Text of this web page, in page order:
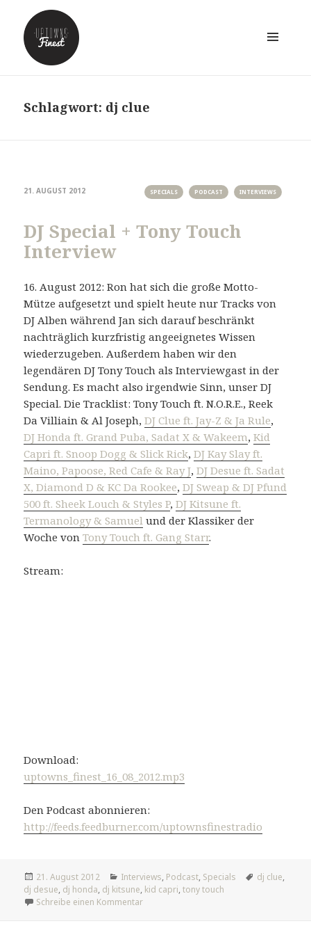
Schlagwort: dj clue
21. AUGUST 2012 INTERVIEWS
PODCAST
SPECIALS
DJ Special + Tony Touch
Interview
16. August 2012: Ron hat sich die große Motto-
Mütze aufgesetzt und spielt heute nur Tracks von
DJ Alben während Jan sich darauf beschränkt
nachträglich kurzfristig angeeignetes Wissen
wiederzugeben. Außerdem haben wir den
legendären DJ Tony Touch als Interviewgast in der
Sendung. Es macht also irgendwie Sinn, unser DJ
Special. Die Tracklist: Tony Touch ft. N.O.R.E., Reek
Da Villiain & Al Joseph,DJ Clue ft. Jay-Z & Ja Rule,
DJ Honda ft. Grand Puba, Sadat X & Wakeem,Kid
Capri ft. Snoop Dogg & Slick Rick,DJ Kay Slay ft.
Maino, Papoose, Red Cafe & Ray J,DJ Desue ft. Sadat
X, Diamond D & KC Da Rookee,DJ Sweap & DJ Pfund
500 ft. Sheek Louch & Styles P,DJ Kitsune ft.
Termanology & Samuel und der Klassiker der
Woche vonTony Touch ft. Gang Starr.
Stream:
Download:
uptowns_finest_16_08_2012.mp3
Den Podcast abonnieren:
http://feeds.feedburner.com/uptownsfinestradio
Veröffentlicht
am
21. August 2012 Kategorien
Interviews, Podcast, Specials Tags
dj clue,
dj desue, dj honda, dj kitsune, kid capri,tony touch
Schreibe einen Kommentarzu DJ Special + Tony Touch Interview